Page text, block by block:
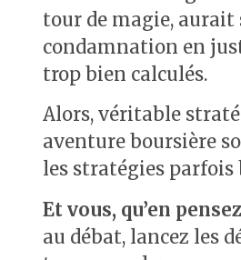
tour de magie,
condamnation en
trop bien calculés.
Alors, véritable
aventure boursière
les stratégies parfois
Et vous, qu’en
au débat, lancez les